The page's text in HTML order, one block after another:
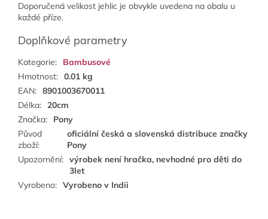
Doporučená velikost jehlic je obvykle uvedena na obalu u
každé příze.
Doplňkové parametry
Kategorie:
Bambusové
Hmotnost: 0.01 kg
EAN: 8901003670011
Délka: 20cm
Značka:
Pony
Původ
zboží:
oficiální česká a slovenská distribuce značky
Pony
Upozornění: výrobek není hračka, nevhodné pro děti do
3let
Vyrobeno: Vyrobeno v Indii